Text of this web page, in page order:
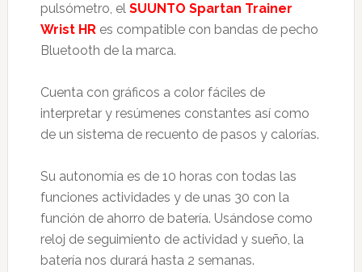
pulsómetro, el SUUNTO Spartan Trainer
Wrist HRes compatible con bandas de pecho
Bluetooth de la marca.
Cuenta con gráficos a color fáciles de
interpretar y resúmenes constantes así como
de un sistema de recuento de pasos y calorías.
Su autonomía es de 10 horas con todas las
funciones actividades y de unas 30 con la
función de ahorro de batería. Usándose como
reloj de seguimiento de actividad y sueño, la
batería nos durará hasta 2 semanas.